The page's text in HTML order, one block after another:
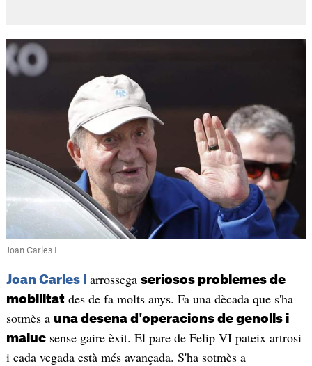
Joan Carles I
Joan Carles I arrossega seriosos problemes de
mobilitatdes de fa molts anys. Fa una dècada que s'ha
sotmès a una desena d'operacions de genolls i
malucsense gaire èxit. El pare de Felip VI pateix artrosi
i cada vegada està més avançada. S'ha sotmès a